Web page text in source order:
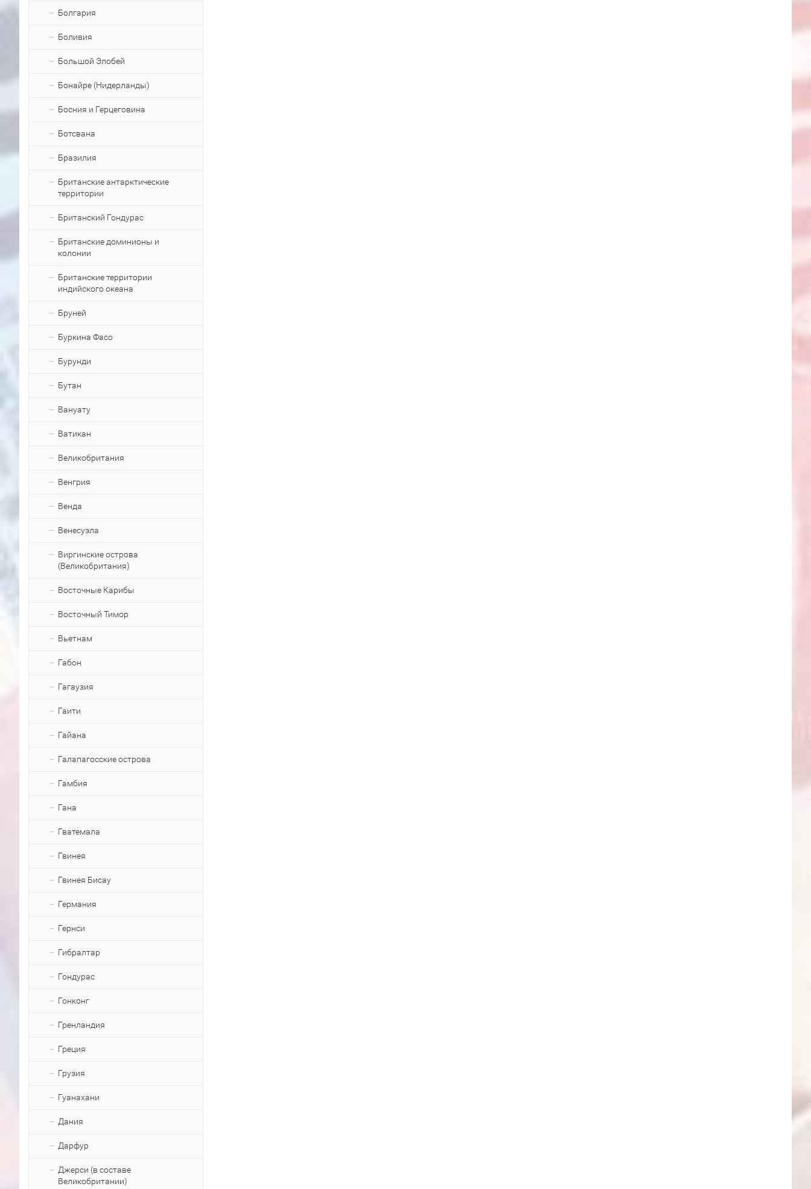
Болгария
Боливия
Большой Элобей
Бонайре (Нидерланды)
Босния и Герцеговина
Ботсвана
Бразилия
Британские антарктические
территории
Британский Гондурас
Британские доминионы и
колонии
Британские территории
индийского океана
Бруней
Буркина Фасо
Бурунди
Бутан
Вануату
Ватикан
Великобритания
Венгрия
Венда
Венесуэла
Виргинские острова
(Великобритания)
Восточные Карибы
Восточный Тимор
Вьетнам
Габон
Гагаузия
Гаити
Гайана
Галапагосские острова
Гамбия
Гана
Гватемала
Гвинея
Гвинея Бисау
Германия
Гернси
Гибралтар
Гондурас
Гонконг
Гренландия
Греция
Грузия
Гуанахани
Дания
Дарфур
Джерси (в составе
Великобритании)